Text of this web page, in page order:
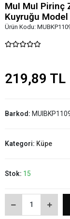
MuI MuI Pirinç
Kuyruğu Model
Ürün Kodu:
219,89 TL
Barkod:
Kategori: Küpe
Stok: 15